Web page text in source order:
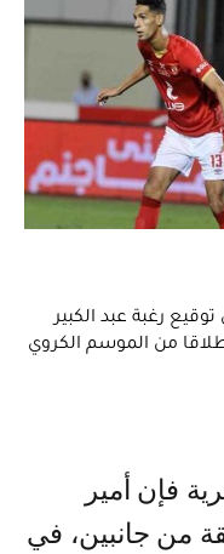
رغبة عبد الكبير
من الموسم الكروي
من جانبين، في